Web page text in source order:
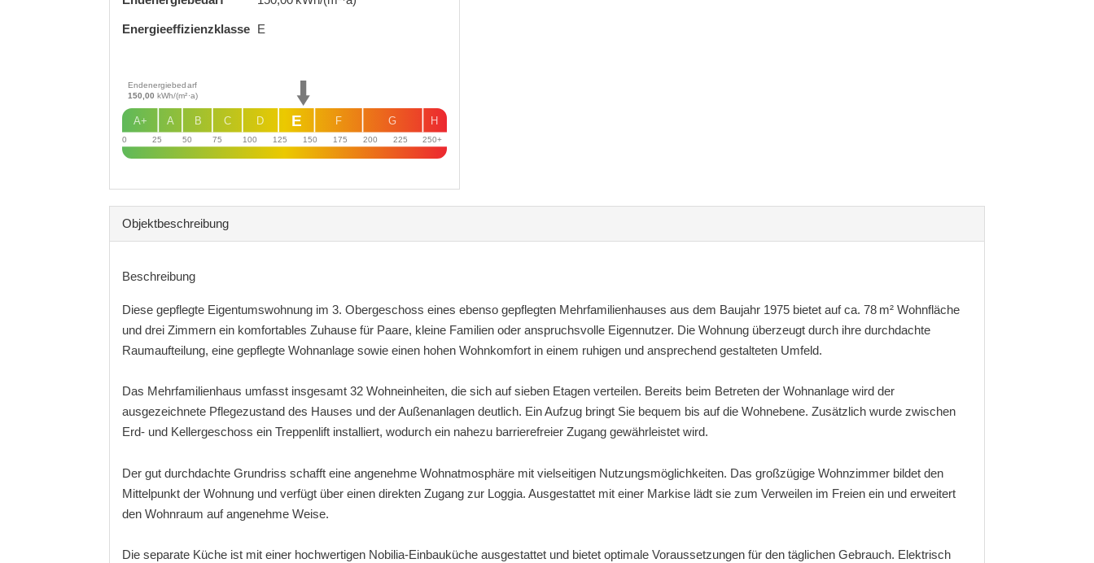
Energie­effizienz­klasse E
0 25 50 75 100 125 150 175 200 225 250+
H
G
F
D
C
B
A
A+ E
Endenergiebedarf
150,00 kWh/(m²·a)
Objekt­beschreibung
Beschreibung
Diese gepflegte Eigentumswohnung im 3. Obergeschoss eines ebenso gepflegten Mehrfamilienhauses aus dem Baujahr 1975 bietet auf ca. 78 m² Wohnfläche
und drei Zimmern ein komfortables Zuhause für Paare, kleine Familien oder anspruchsvolle Eigennutzer. Die Wohnung überzeugt durch ihre durchdachte
Raumaufteilung, eine gepflegte Wohnanlage sowie einen hohen Wohnkomfort in einem ruhigen und ansprechend gestalteten Umfeld.
Das Mehrfamilienhaus umfasst insgesamt 32 Wohneinheiten, die sich auf sieben Etagen verteilen. Bereits beim Betreten der Wohnanlage wird der
ausgezeichnete Pflegezustand des Hauses und der Außenanlagen deutlich. Ein Aufzug bringt Sie bequem bis auf die Wohnebene. Zusätzlich wurde zwischen
Erd- und Kellergeschoss ein Treppenlift installiert, wodurch ein nahezu barrierefreier Zugang gewährleistet wird.
Der gut durchdachte Grundriss schafft eine angenehme Wohnatmosphäre mit vielseitigen Nutzungsmöglichkeiten. Das großzügige Wohnzimmer bildet den
Mittelpunkt der Wohnung und verfügt über einen direkten Zugang zur Loggia. Ausgestattet mit einer Markise lädt sie zum Verweilen im Freien ein und erweitert
den Wohnraum auf angenehme Weise.
Die separate Küche ist mit einer hochwertigen Nobilia-Einbauküche ausgestattet und bietet optimale Voraussetzungen für den täglichen Gebrauch. Elektrisch